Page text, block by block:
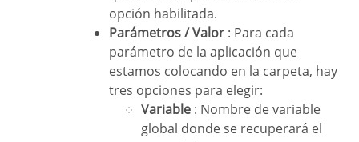
opción habilitada.
Parámetros / Valor : Para cada
parámetro de la aplicación que
estamos colocando en la carpeta, hay
tres opciones para elegir:
Variable : Nombre de variable
global donde se recuperará el